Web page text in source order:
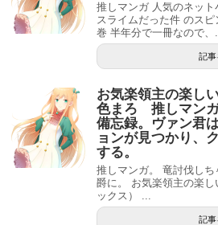
推しマンガ 人気のネッ
スライムだった件 のス
巻 半年分で一冊なので、
記事
お気楽領主の楽し
色まろ 推しマン
備忘録。ヴァン君
ョンが見つかり、
する。
推しマンガ。 竜討伐し
爵に。 お気楽領主の楽し
ックス） ...
記事